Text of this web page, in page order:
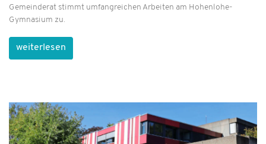
Gemeinderat stimmt umfangreichen Arbeiten am Hohenlohe-
Gymnasium zu.
weiterlesen